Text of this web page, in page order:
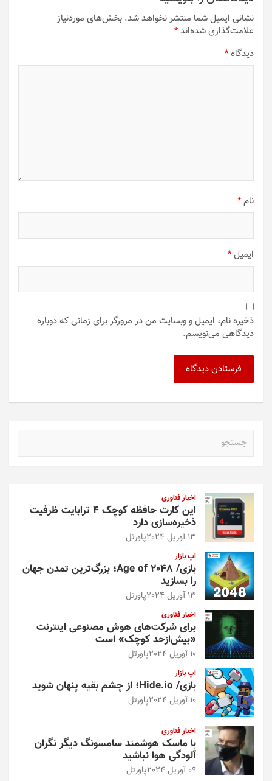
نشانی ایمیل شما منتشر نخواهد شد. بخش‌های موردنیاز
علامت‌گذاری شده‌اند*
دیدگاه*
نام*
ایمیل*
ذخیره نام، ایمیل و وبسایت من در مرورگر برای زمانی که دوباره
دیدگاهی می‌نویسم.
اخبار فناوری
این کارت حافظه کوچک ۴ ترابایت ظرفیت
ذخیره‌سازی دارد
13 آوریل 2024 پاورتل
اپ بازار
بازی/ Age of 2048؛ بزرگ‌ترین تمدن جهان
را بسازید
13 آوریل 2024 پاورتل
اخبار فناوری
برای شرکت‌های هوش مصنوعی اینترنت
«بیش‌از‌حد کوچک» است
10 آوریل 2024 پاورتل
اپ بازار
بازی/ Hide.io؛ از چشم بقیه پنهان شوید
10 آوریل 2024 پاورتل
اخبار فناوری
با ماسک هوشمند سامسونگ دیگر نگران
آلودگی هوا نباشید
09 آوریل 2024 پاورتل